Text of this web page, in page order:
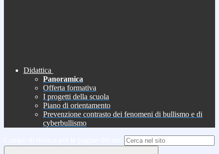
Didattica
Panoramica
Offerta formativa
I progetti della scuola
Piano di orientamento
Prevenzione contrasto dei fenomeni di bullismo e di
cyberbullismo